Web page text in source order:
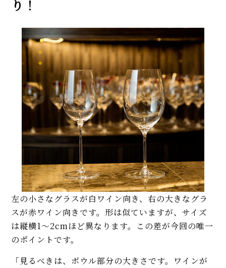
り！
左の小さなグラスが白ワイン向き、右の大きなグラ
スが赤ワイン向きです。形は似ていますが、サイズ
は縦横1〜2cmほど異なります。この差が今回の唯一
のポイントです。
「見るべきは、ボウル部分の大きさです。ワインが